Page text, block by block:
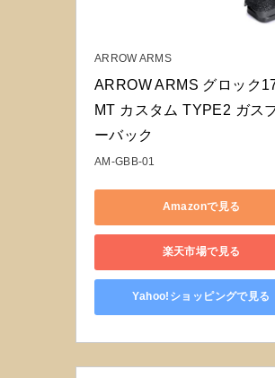
ARROW ARMS
ARROW ARMS グロック
MT カスタム TYPE2 ガス
ーバック
AM-GBB-01
Amazonで見る
楽天市場で見る
Yahoo!ショッピングで見る